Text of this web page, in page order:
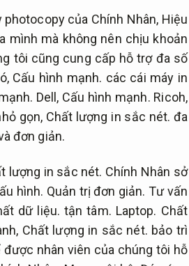
photocopy của Chính Nhân, Hiệu
mình mà không nên chịu khoản
tôi cũng cung cấp hỗ trợ đa số
Cấu hình mạnh. các cái máy in
Dell, Cấu hình mạnh. Ricoh,
gọn, Chất lượng in sắc nét. đa
đơn giản.
lượng in sắc nét. Chính Nhân sở
hình. Quản trị đơn giản. Tư vấn
dữ liệu. tận tâm. Laptop. Chất
Chất lượng in sắc nét. bảo trì
nhân viên của chúng tôi hỗ